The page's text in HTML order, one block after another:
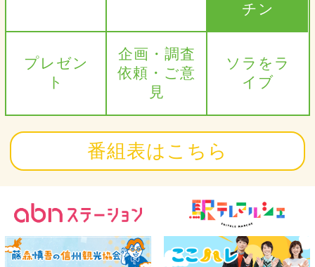
チン
プレゼン
ト
企画・調査
依頼・ご意
見
ソラをラ
イブ
番組表はこちら